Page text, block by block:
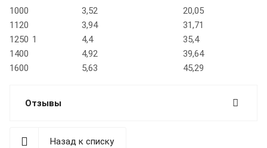
1000
1
3,52
20,05
1120
3,94
31,71
1250
4,4
35,4
1400
4,92
39,64
1600
5,63 45,29
Отзывы
Назад к списку